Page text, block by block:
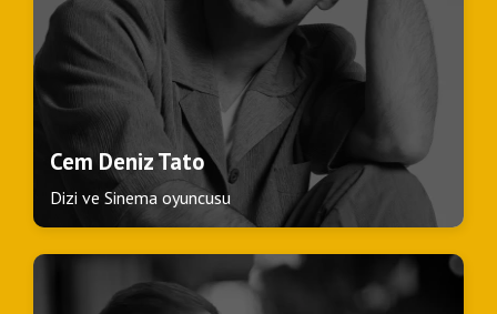
Cem Deniz Tato
Dizi ve Sinema oyuncusu